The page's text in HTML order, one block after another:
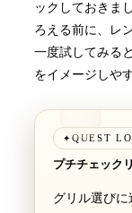
ックしておきま
ろえる前に、レ
一度試してみる
をイメージしや
✦QUEST
プチチェック
グリル選び